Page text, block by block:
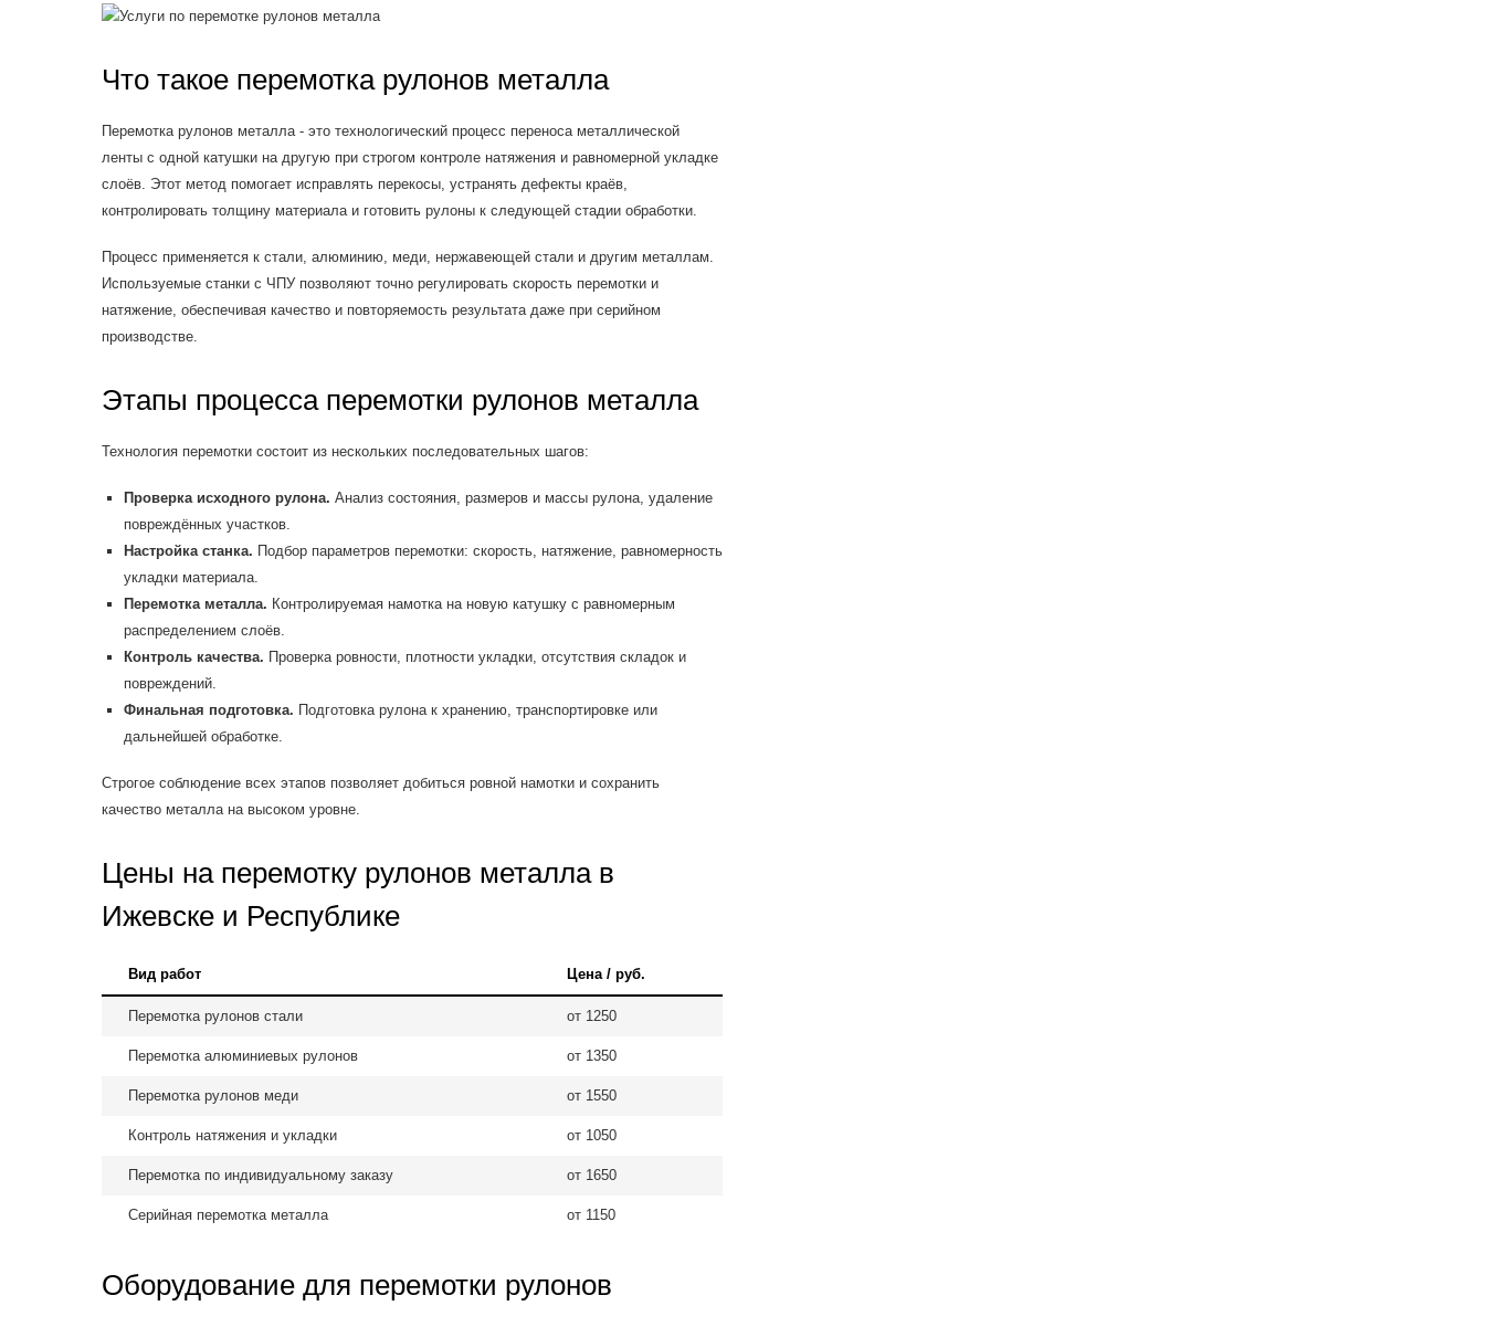
Что такое перемотка рулонов металла
Перемотка рулонов металла - это технологический процесс переноса металлической
ленты с одной катушки на другую при строгом контроле натяжения и равномерной укладке
слоёв. Этот метод помогает исправлять перекосы, устранять дефекты краёв,
контролировать толщину материала и готовить рулоны к следующей стадии обработки.
Процесс применяется к стали, алюминию, меди, нержавеющей стали и другим металлам.
Используемые станки с ЧПУ позволяют точно регулировать скорость перемотки и
натяжение, обеспечивая качество и повторяемость результата даже при серийном
производстве.
Этапы процесса перемотки рулонов металла
Технология перемотки состоит из нескольких последовательных шагов:
Проверка исходного рулона. Анализ состояния, размеров и массы рулона, удаление
повреждённых участков.
Настройка станка. Подбор параметров перемотки: скорость, натяжение, равномерность
укладки материала.
Перемотка металла. Контролируемая намотка на новую катушку с равномерным
распределением слоёв.
Контроль качества. Проверка ровности, плотности укладки, отсутствия складок и
повреждений.
Финальная подготовка. Подготовка рулона к хранению, транспортировке или
дальнейшей обработке.
Строгое соблюдение всех этапов позволяет добиться ровной намотки и сохранить
качество металла на высоком уровне.
Цены на перемотку рулонов металла в
Ижевске и Республике
Вид работ Цена / руб.
Перемотка рулонов стали от 1250
Перемотка алюминиевых рулонов от 1350
Перемотка рулонов меди от 1550
Контроль натяжения и укладки от 1050
Перемотка по индивидуальному заказу от 1650
Серийная перемотка металла от 1150
Оборудование для перемотки рулонов